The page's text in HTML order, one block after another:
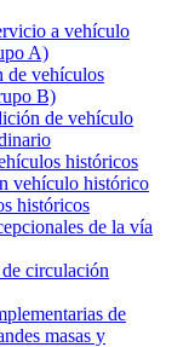
a vehículo
A)
de vehículos
B)
de vehículo
históricos
vehículo histórico
históricos
de la vía
circulación
de
masas y